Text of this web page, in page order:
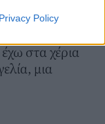
Privacy Policy
στα χέρια
μια